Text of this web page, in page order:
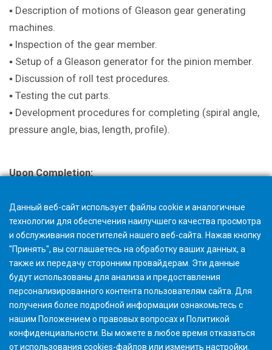
▪ Description of motions of Gleason gear generating
machines.
▪ Inspection of the gear member.
▪ Setup of a Gleason generator for the pinion member.
▪ Discussion of roll test procedures.
▪ Testing the cut parts.
▪ Development procedures for completing (spiral angle,
pressure angle, bias, length, profile).
Upon Completion:
Данный веб-сайт использует файлы cookie и аналогичные
технологии для обеспечения наилучшего качества просмотра
и обслуживания посетителей нашего веб-сайта. Нажав кнопку
"Принять", вы соглашаетесь на обработку ваших данных, а
также их передачу сторонним провайдерам. Эти данные
будут использованы для анализа и предоставления
персонализированного контента пользователям сайта. Для
получения более подробной информации ознакомьтесь с
нашим Положением о правовых вопросахи Политикой
конфиденциальности . Вы можете в любое время отказаться
от использования cookies-файлов или изменить настройки